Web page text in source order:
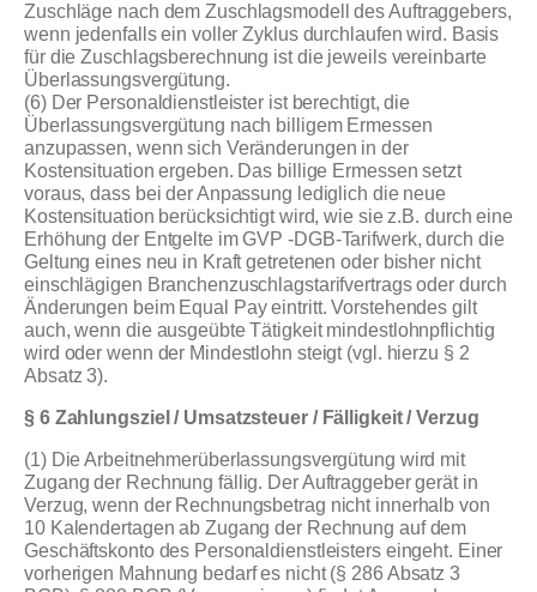
Zuschläge nach dem Zuschlagsmodell des Auftraggebers,
wenn jedenfalls ein voller Zyklus durchlaufen wird. Basis
für die Zuschlagsberechnung ist die jeweils vereinbarte
Überlassungsvergütung.
(6) Der Personaldienstleister ist berechtigt, die
Überlassungsvergütung nach billigem Ermessen
anzupassen, wenn sich Veränderungen in der
Kostensituation ergeben. Das billige Ermessen setzt
voraus, dass bei der Anpassung lediglich die neue
Kostensituation berücksichtigt wird, wie sie z.B. durch eine
Erhöhung der Entgelte im GVP -DGB-Tarifwerk, durch die
Geltung eines neu in Kraft getretenen oder bisher nicht
einschlägigen Branchenzuschlagstarifvertrags oder durch
Änderungen beim Equal Pay eintritt. Vorstehendes gilt
auch, wenn die ausgeübte Tätigkeit mindestlohnpflichtig
wird oder wenn der Mindestlohn steigt (vgl. hierzu § 2
Absatz 3).
§ 6 Zahlungsziel / Umsatzsteuer / Fälligkeit / Verzug
(1) Die Arbeitnehmerüberlassungsvergütung wird mit
Zugang der Rechnung fällig. Der Auftraggeber gerät in
Verzug, wenn der Rechnungsbetrag nicht innerhalb von
10 Kalendertagen ab Zugang der Rechnung auf dem
Geschäftskonto des Personaldienstleisters eingeht. Einer
vorherigen Mahnung bedarf es nicht (§ 286 Absatz 3